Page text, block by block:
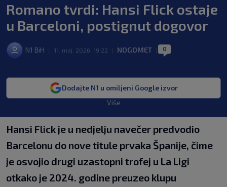
Romano tvrdi: Hansi Flick ostaje
u Barceloni, postignut dogovor
N1 BiH 11. maj. 2026. 19:22 NOGOMET 0
Dodajte N1 u omiljeni Google izvor
Više
Hansi Flick je u nedjelju navečer predvodio
Barcelonu do nove titule prvaka Španije, čime
je osvojio drugi uzastopni trofej u La Ligi
otkako je 2024. godine preuzeo klupu